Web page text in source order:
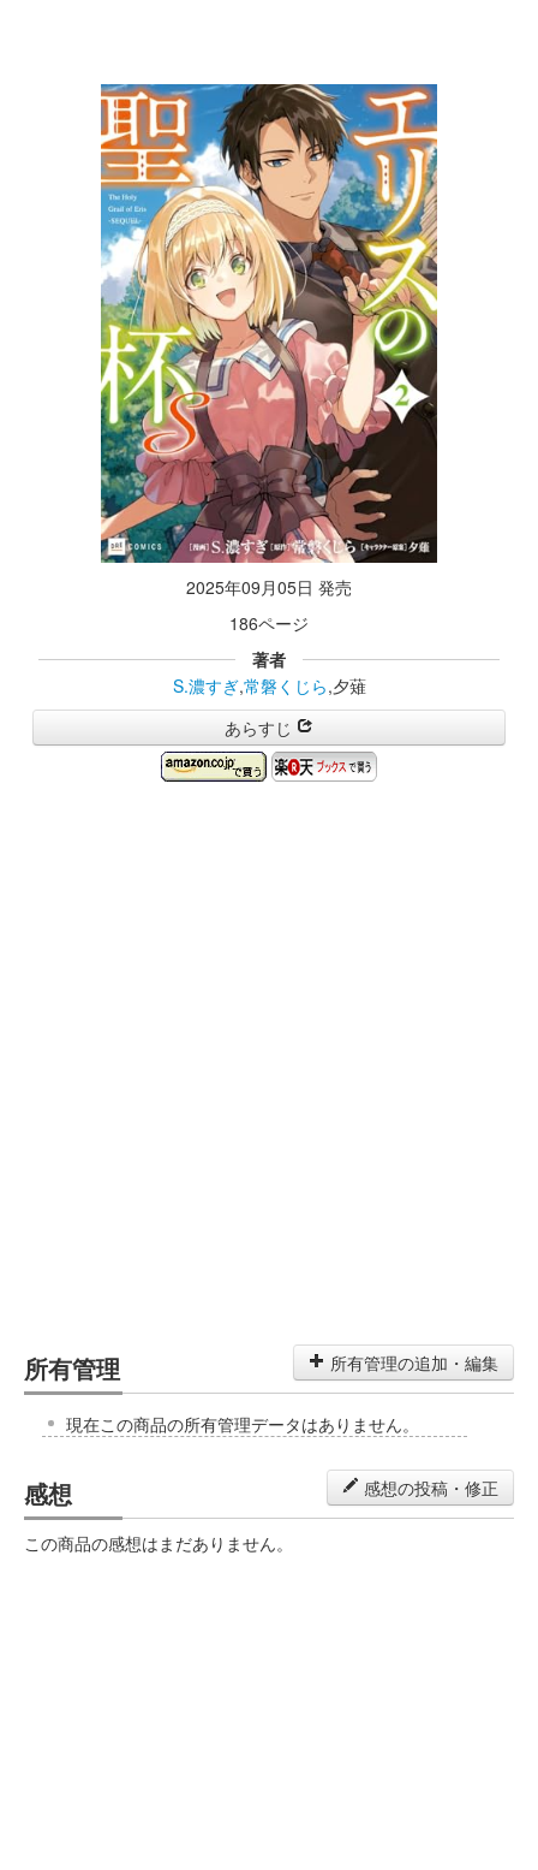
2025年09月05日 発売
186ページ
著者
S.濃すぎ,常磐くじら,夕薙
あらすじ
所有管理 所有管理の追加・編集
現在この商品の所有管理データはありません。
感想 感想の投稿・修正
この商品の感想はまだありません。